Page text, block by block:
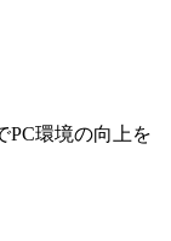
PC環境の向上を